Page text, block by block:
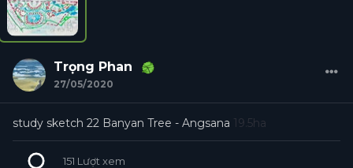
Trọng Phan
27/05/2020
study sketch 22 Banyan Tree - Angsana 19.5ha
151 Lượt xem